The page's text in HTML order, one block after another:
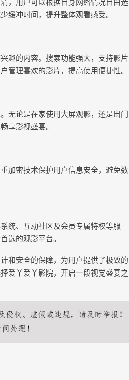
缓冲时间，提升整体观看感受。
趣的内容。搜索功能强大，支持影片
管理喜欢的影片，提高使用便捷性。
无论是在家使用大屏观影，还是出门
享影视盛宴。
加密技术保护用户信息安全，避免数
统、互动社区及会员专属特权等服
选的观影平台。
和安全的保障，为用户提供了极致的
爱丫爱丫影院，开启一段视觉盛宴之